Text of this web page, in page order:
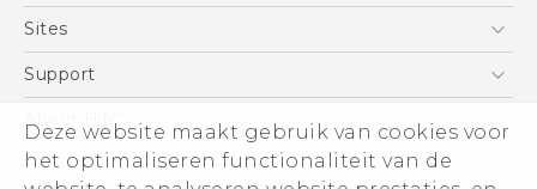
Deze website maakt gebruik van cookies voor
het optimaliseren functionaliteit van de
English - User manual
Telefoons
Vive
Accessoires
Sites
HTC Vive
Aan de slag
Support
Support voor eCommerce
About HTC
ESG